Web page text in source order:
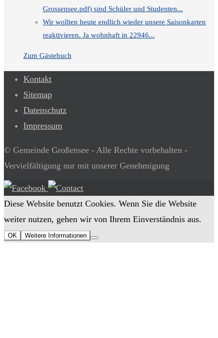
Grossensee.pdf) sind Schüler und Studenten...
Wir wollten heute endlich wieder unsere Saisonkarten
reaktivieren. Ja wohnhaft in 22946...
Zum Gästebuch
Kontakt
Sitemap
Datenschutz
Impressum
© Gemeinde Großensee - Alle Rechte vorbehalten -
Vervielfältigung nur mit unserer Genehmigung
Diese Website benutzt Cookies. Wenn Sie die Website
weiter nutzen, gehen wir von Ihrem Einverständnis aus.
OK Weitere Informationen